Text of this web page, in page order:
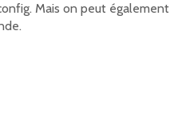
Mais on peut également